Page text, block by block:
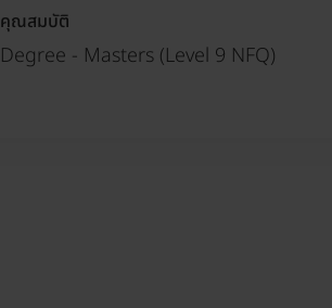
คุณสมบัติ
Degree - Masters (Level 9 NFQ)